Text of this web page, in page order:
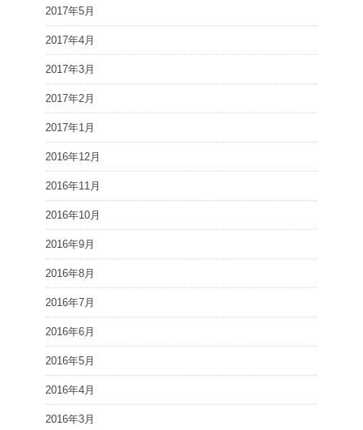
2017年5月
2017年4月
2017年3月
2017年2月
2017年1月
2016年12月
2016年11月
2016年10月
2016年9月
2016年8月
2016年7月
2016年6月
2016年5月
2016年4月
2016年3月